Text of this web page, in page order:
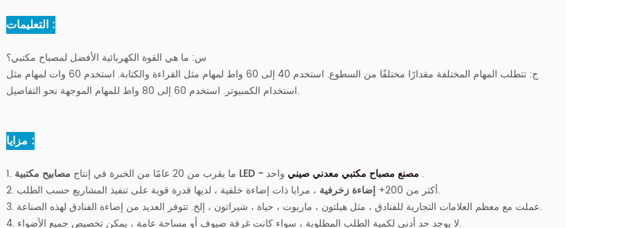
التعليمات :
س: ما هي القوة الكهربائية الأفضل لمصباح مكتبي؟
ج:
تتطلب المهام المختلفة مقدارًا مختلفًا من السطوع. استخدم 40 إلى 60 واط لمهام مثل القراءة والكتابة. استخدم 60 وات لمهام مثل
استخدام الكمبيوتر. استخدم 60 إلى 80 واط للمهام الموجهة نحو التفاصيل.
مزايا :
1. ما يقرب من 20 عامًا من الخبرة في إنتاج مصابيح مكتبية LED - مصنع مصباح مكتبي معدني صيني واحد .
2. أكثر من 200+
إضاءةزخرفية
، مرايا ذات إضاءة خلفية ، لديها قدرة قوية على تنفيذ المشاريع حسب الطلب.
3. عملت مع معظم العلامات التجارية للفنادق ، مثل هيلتون ، ماريوت ، حياة ، شيراتون ، إلخ. تتوفر العديد من إضاءة الفنادق لهذه الصناعة.
4. لا يوجد حد أدنى لكمية الطلب المطلوبة ، سواء كانت غرفة ضيوف أو مساحة عامة ، يمكن تخصيص جميع الأضواء.